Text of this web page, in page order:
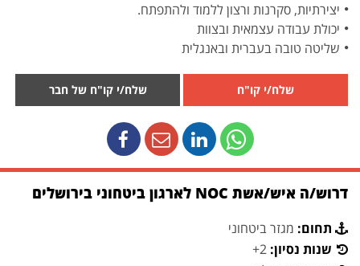
יצירתיות, סקרנות ורצון ללמוד ולהתפתח.
יכולת עבודה עצמאית ובצוות
שליטה טובה בעברית ובאנגלית
שלח/י קו"ח שלח/י קו"ח של חבר
דרוש/ה איש/אשת NOC לארגון ביטחוני בירושלים
תחום: מגזר ביטחוני
שנות נסיון: 2+